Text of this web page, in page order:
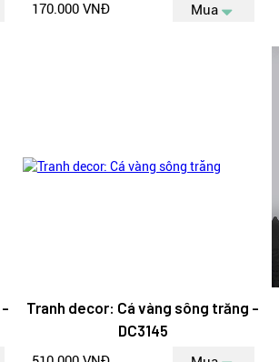
170.000 VNĐ Mua
-
Tranh decor: Cá vàng sông trăng -
DC3145